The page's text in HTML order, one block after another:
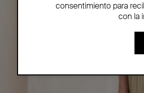
consentimiento para
con la